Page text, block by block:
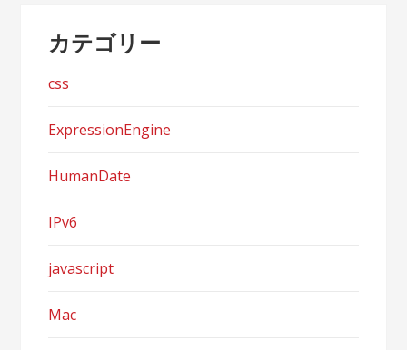
カテゴリー
css
ExpressionEngine
HumanDate
IPv6
javascript
Mac